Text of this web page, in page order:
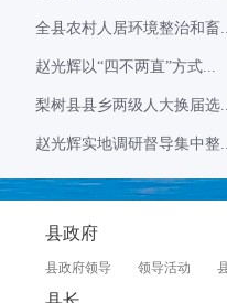
全县农村人居环境整治和畜
赵光辉以“四不两直”方式...
梨树县县乡两级人大换届选
赵光辉实地调研督导集中整
县政府
县政府领导 领导活动